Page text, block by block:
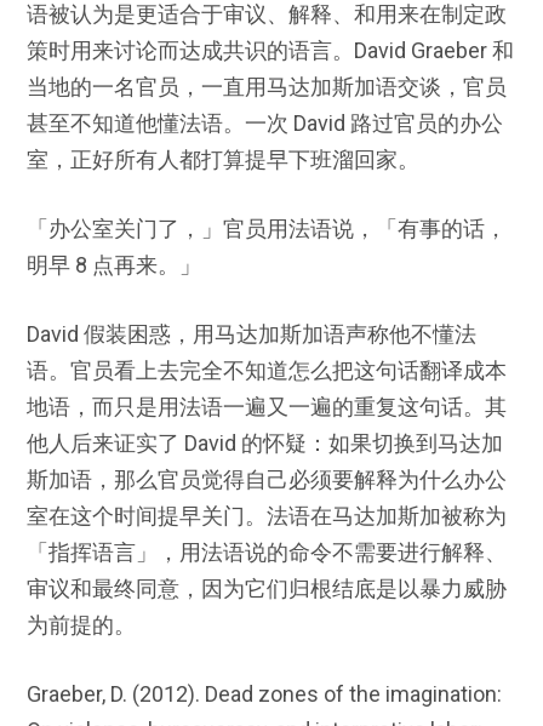
语被认为是更适合于审议、解释、和用来在制定政
策时用来讨论而达成共识的语言。David Graeber 和
当地的一名官员，一直用马达加斯加语交谈，官员
甚至不知道他懂法语。一次 David 路过官员的办公
室，正好所有人都打算提早下班溜回家。
「办公室关门了，」官员用法语说，「有事的话，
明早 8 点再来。」
David 假装困惑，用马达加斯加语声称他不懂法
语。官员看上去完全不知道怎么把这句话翻译成本
地语，而只是用法语一遍又一遍的重复这句话。其
他人后来证实了 David 的怀疑：如果切换到马达加
斯加语，那么官员觉得自己必须要解释为什么办公
室在这个时间提早关门。法语在马达加斯加被称为
「指挥语言」，用法语说的命令不需要进行解释、
审议和最终同意，因为它们归根结底是以暴力威胁
为前提的。
Graeber, D. (2012). Dead zones of the imagination: